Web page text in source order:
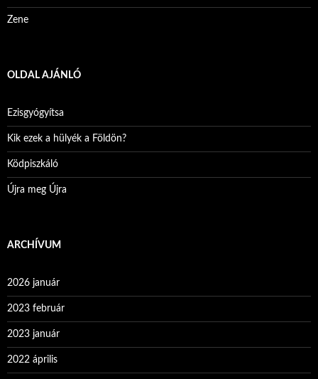
Zene
OLDAL AJÁNLÓ
Ezisgyógyítsa
Kik ezek a hülyék a Földön?
Ködpiszkáló
Újra meg Újra
ARCHÍVUM
2026 január
2023 február
2023 január
2022 április